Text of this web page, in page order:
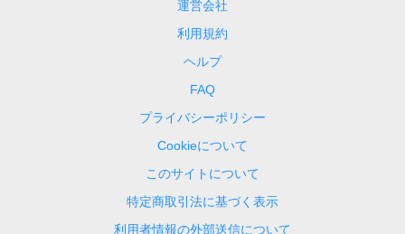
運営会社
利用規約
ヘルプ
FAQ
プライバシーポリシー
Cookieについて
このサイトについて
特定商取引法に基づく表示
利用者情報の外部送信について